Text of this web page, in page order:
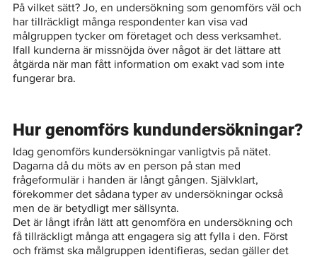
På vilket sätt? Jo, en undersökning som genomförs väl och
har tillräckligt många respondenter kan visa vad
målgruppen tycker om företaget och dess verksamhet.
Ifall kunderna är missnöjda över något är det lättare att
åtgärda när man fått information om exakt vad som inte
fungerar bra.
Hur genomförs kundundersökningar?
Idag genomförs kundersökningar vanligtvis på nätet.
Dagarna då du möts av en person på stan med
frågeformulär i handen är långt gången. Självklart,
förekommer det sådana typer av undersökningar också
men de är betydligt mer sällsynta.
Det är långt ifrån lätt att genomföra en undersökning och
få tillräckligt många att engagera sig att fylla i den. Först
och främst ska målgruppen identifieras, sedan gäller det